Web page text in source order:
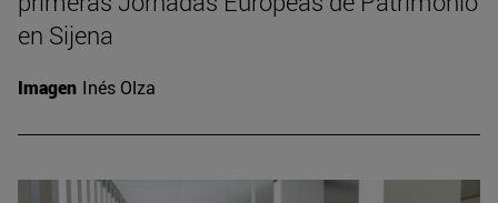
en Sijena
Imagen Inés Olza